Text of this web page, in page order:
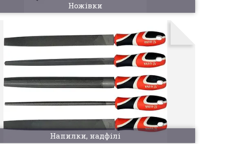
Ножівки
Напилки, надфілі